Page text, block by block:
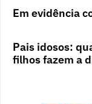
Em evidência
Pais idosos:
filhos fazem a